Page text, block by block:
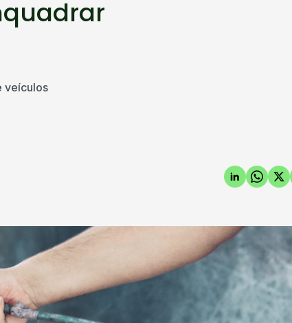
veículos